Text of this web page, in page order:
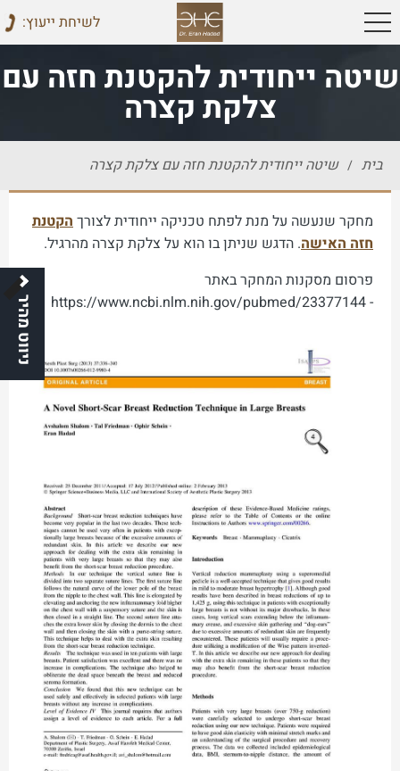
:לשיחת ייעוץ
שיטה ייחודית להקטנת חזה עם
צלקת קצרה
בית / שיטה ייחודית להקטנת חזה עם צלקת קצרה
ניווט מהיר
מחקר שנעשה על מנת לפתח טכניקה ייחודית לצורךהקטנת
חזה האישה. הדגש שניתן בו הוא על צלקת קצרה מהרגיל.
פרסום מסקנות המחקר באתר
- https://www.ncbi.nlm.nih.gov/pubmed/23377144